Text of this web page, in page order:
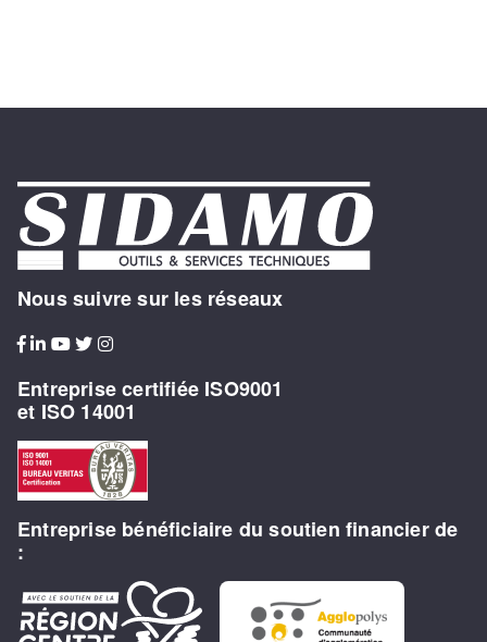
Nous suivre sur les réseaux
Entreprise certifiée ISO9001
et ISO 14001
Entreprise bénéficiaire du soutien financier de
: